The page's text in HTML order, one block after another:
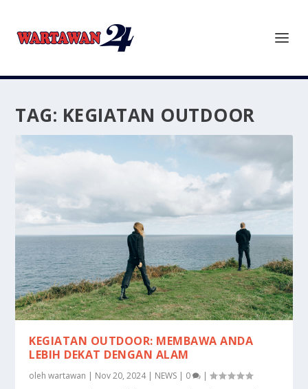
TAG: KEGIATAN OUTDOOR
KEGIATAN OUTDOOR: MEMBAWA ANDA
LEBIH DEKAT DENGAN ALAM
olehwartawan | Nov 20, 2024| NEWS | 0 |